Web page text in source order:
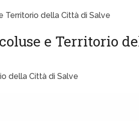
Territorio della Città di Salve
e Territorio
della Città di Salve